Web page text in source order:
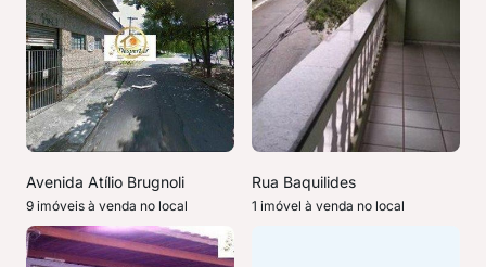
Avenida Atílio Brugnoli
9 imóveis à venda no local
Rua Baquilides
1 imóvel à venda no local